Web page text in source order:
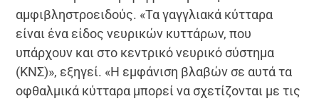
αμφιβληστροειδούς. «Τα γαγγλιακά κύτταρα
είναι ένα είδος νευρικών κυττάρων, που
υπάρχουν και στο κεντρικό νευρικό σύστημα
(ΚΝΣ)», εξηγεί. «Η εμφάνιση βλαβών σε αυτά τα
οφθαλμικά κύτταρα μπορεί να σχετίζονται με τις